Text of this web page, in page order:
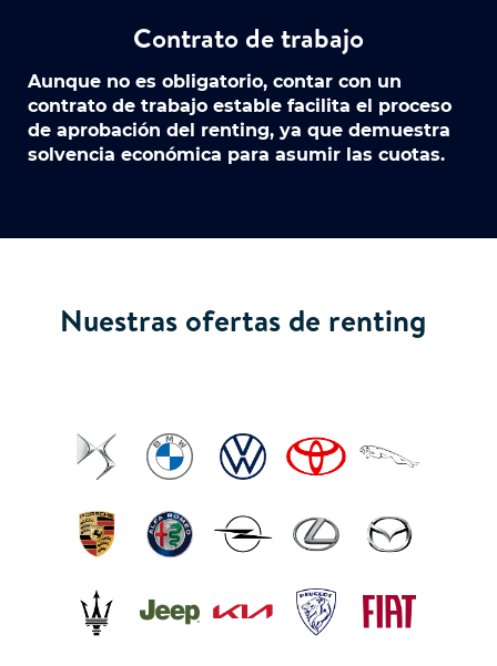
Contrato de trabajo
Aunque no es obligatorio, contar con un
contrato de trabajo estable facilita el proceso
de aprobación del renting, ya que demuestra
solvencia económica para asumir las cuotas.
Nuestras ofertas de renting